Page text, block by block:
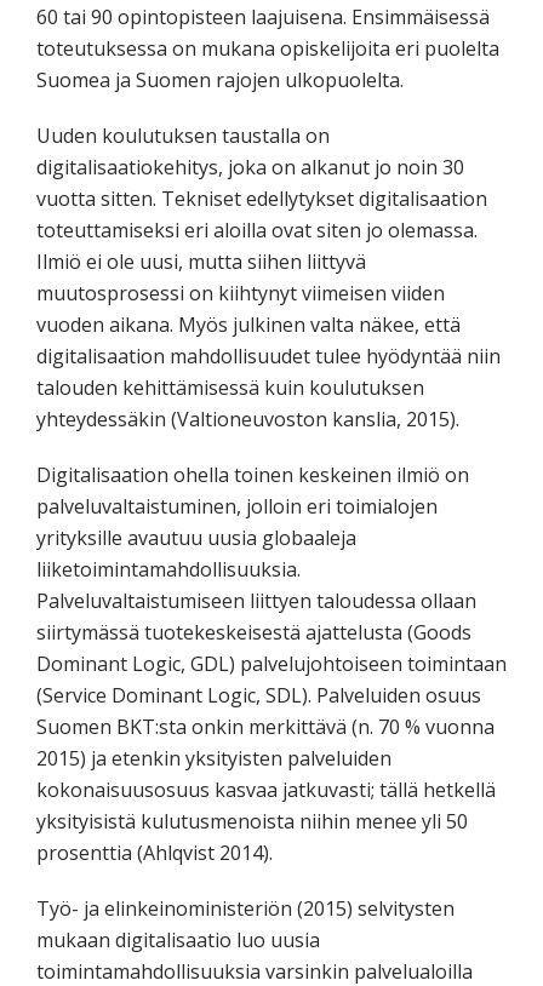
60 tai 90 opintopisteen laajuisena. Ensimmäisessä
toteutuksessa on mukana opiskelijoita eri puolelta
Suomea ja Suomen rajojen ulkopuolelta.
Uuden koulutuksen taustalla on
digitalisaatiokehitys, joka on alkanut jo noin 30
vuotta sitten. Tekniset edellytykset digitalisaation
toteuttamiseksi eri aloilla ovat siten jo olemassa.
Ilmiö ei ole uusi, mutta siihen liittyvä
muutosprosessi on kiihtynyt viimeisen viiden
vuoden aikana. Myös julkinen valta näkee, että
digitalisaation mahdollisuudet tulee hyödyntää niin
talouden kehittämisessä kuin koulutuksen
yhteydessäkin (Valtioneuvoston kanslia, 2015).
Digitalisaation ohella toinen keskeinen ilmiö on
palveluvaltaistuminen, jolloin eri toimialojen
yrityksille avautuu uusia globaaleja
liiketoimintamahdollisuuksia.
Palveluvaltaistumiseen liittyen taloudessa ollaan
siirtymässä tuotekeskeisestä ajattelusta (Goods
Dominant Logic, GDL) palvelujohtoiseen toimintaan
(Service Dominant Logic, SDL). Palveluiden osuus
Suomen BKT:sta onkin merkittävä (n. 70 % vuonna
2015) ja etenkin yksityisten palveluiden
kokonaisuusosuus kasvaa jatkuvasti; tällä hetkellä
yksityisistä kulutusmenoista niihin menee yli 50
prosenttia (Ahlqvist 2014).
Työ- ja elinkeinoministeriön (2015) selvitysten
mukaan digitalisaatio luo uusia
toimintamahdollisuuksia varsinkin palvelualoilla